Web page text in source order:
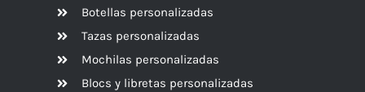
Botellas personalizadas
Tazas personalizadas
Mochilas personalizadas
Blocs y libretas personalizadas